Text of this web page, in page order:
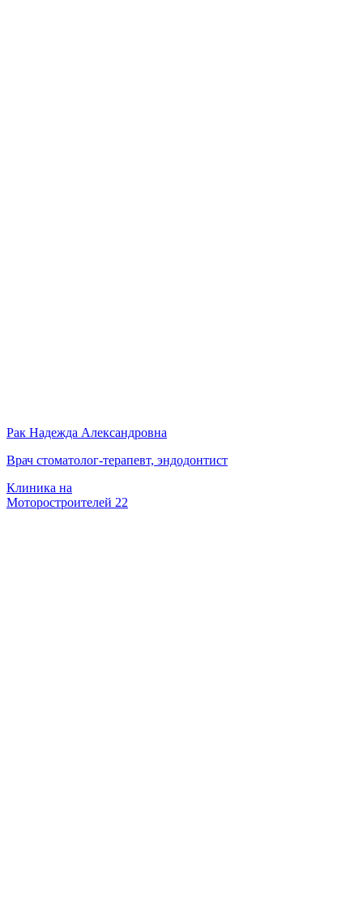
Рак Надежда Александровна
Врач стоматолог-терапевт, эндодонтист
Клиника на
Моторостроителей 22